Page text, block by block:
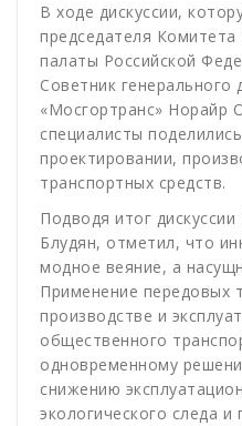
В ходе дискуссии,
председателя
палаты Российской
Советник генерального
«Мосгортранс» Норайр
специалисты
проектировании,
транспортных средств.
Подводя итог
Блудян, отметил, что
модное веяние, а
Применение передовых
производстве и
общественного
одновременному
снижению
экологического следа